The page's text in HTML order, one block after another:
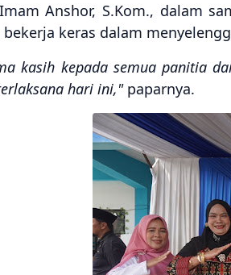
Anshor, S.Kom., dalam
keras dalam
kasih kepada semua panitia
hari ini," paparnya.